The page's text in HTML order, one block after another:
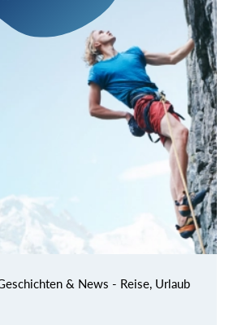
& News - Reise, Urlaub